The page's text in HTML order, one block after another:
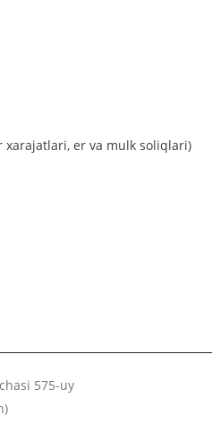
xarajatlari, er va mulk soliqlari)
575-uy